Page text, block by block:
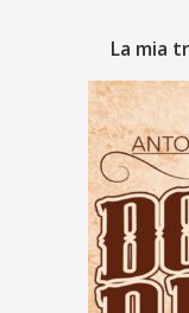
La mia